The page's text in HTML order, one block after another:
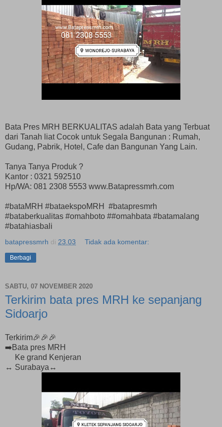
Bata Pres MRH BERKUALITAS adalah Bata yang Terbuat
dari Tanah liat Cocok untuk Segala Bangunan : Rumah,
Gudang, Pabrik, Hotel, Cafe dan Bangunan Yang Lain.
Tanya Tanya Produk ?
Kantor : 0321 592510
Hp/WA: 081 2308 5553 www.Batapressmrh.com
#bataMRH #bataekspoMRH #batapresmrh
#bataberkualitas #omahboto ##omahbata #batamalang
#batahiasbali
batapressmrh di 23.03 Tidak ada komentar:
Berbagi
SABTU, 07 NOVEMBER 2020
Terkirim bata pres MRH ke sepanjang
Sidoarjo
Terkirim🎉🎉🎉
➡️Bata pres MRH
Ke grand Kenjeran
↔️ Surabaya↔️